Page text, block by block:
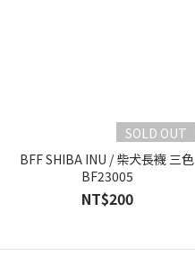
SOLD OUT
BFF SHIBA INU / 柴犬長襪 三色
BF23005
NT$200